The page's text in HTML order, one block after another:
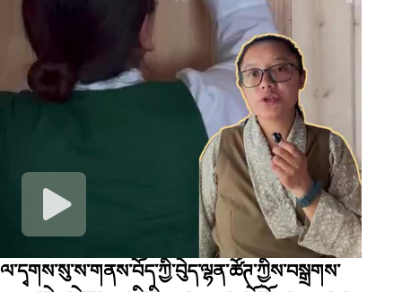
ལ་དྭགས་སུ་ས་གནས་བོད་ཀྱི་བེུད་ལྷན་ཚོཊ་ཀྱིས་བསྒྲགས་